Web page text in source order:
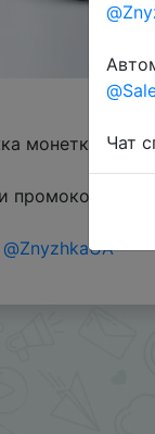
монетками
промокод на
Чат